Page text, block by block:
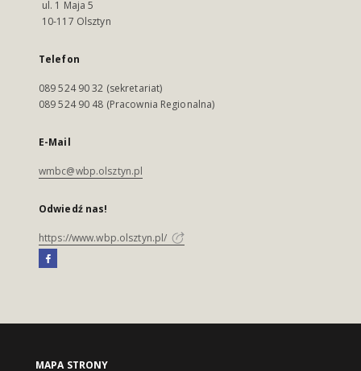
ul. 1 Maja 5
10-117 Olsztyn
Telefon
089 524 90 32 (sekretariat)
089 524 90 48 (Pracownia Regionalna)
E-Mail
wmbc@wbp.olsztyn.pl
Odwiedź nas!
https://www.wbp.olsztyn.pl/
MAPA STRONY